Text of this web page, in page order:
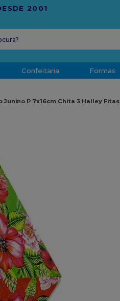
FRETE GRÁTIS
Confeitaria Formas
Junino P 7x16cm Chita 3 Halley Fitas
caixa
7º
8º
granulado
9º
caixa kraft
10º chocolate